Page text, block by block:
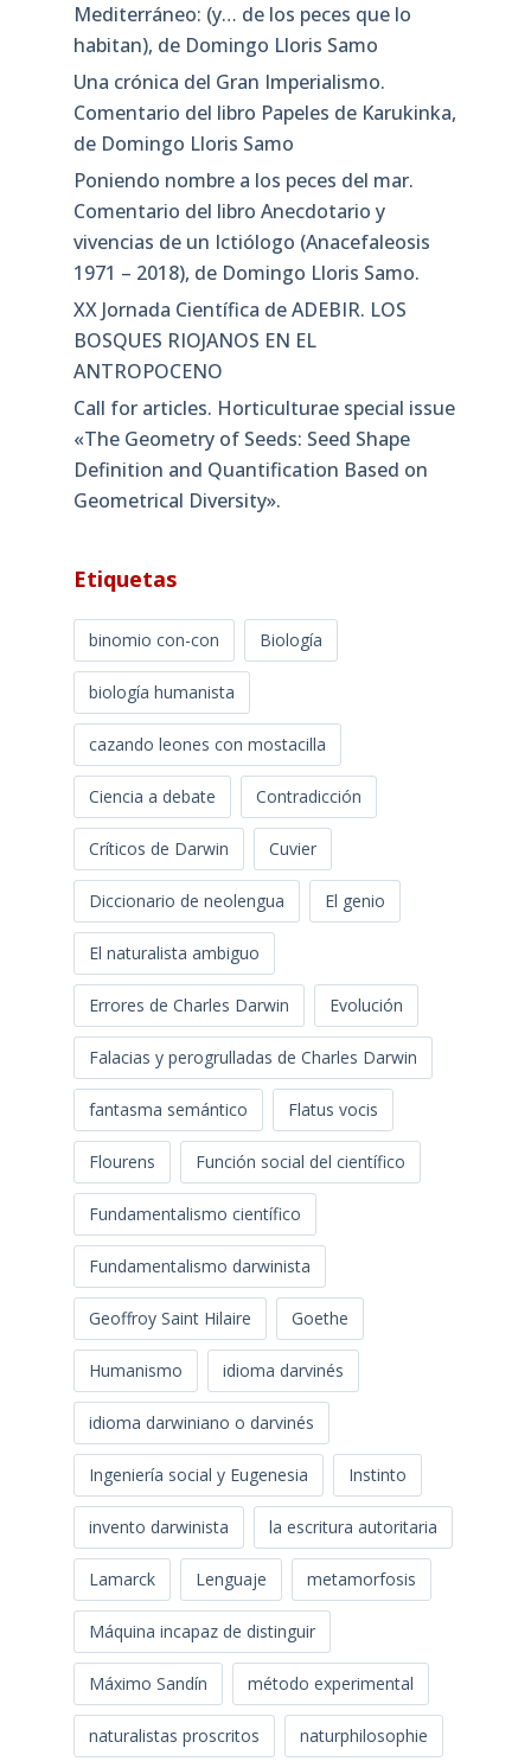
Mediterráneo: (y… de los peces que lo
habitan), de Domingo Lloris Samo
Una crónica del Gran Imperialismo.
Comentario del libro Papeles de Karukinka,
de Domingo Lloris Samo
Poniendo nombre a los peces del mar.
Comentario del libro Anecdotario y
vivencias de un Ictiólogo (Anacefaleosis
1971 – 2018), de Domingo Lloris Samo.
XX Jornada Científica de ADEBIR. LOS
BOSQUES RIOJANOS EN EL
ANTROPOCENO
Call for articles. Horticulturae special issue
«The Geometry of Seeds: Seed Shape
Definition and Quantification Based on
Geometrical Diversity»​.
Etiquetas
binomio con-con Biología
biología humanista
cazando leones con mostacilla
Ciencia a debate Contradicción
Críticos de Darwin Cuvier
Diccionario de neolengua El genio
El naturalista ambiguo
Errores de Charles Darwin Evolución
Falacias y perogrulladas de Charles Darwin
fantasma semántico Flatus vocis
Flourens Función social del científico
Fundamentalismo científico
Fundamentalismo darwinista
Geoffroy Saint Hilaire Goethe
Humanismo idioma darvinés
idioma darwiniano o darvinés
Ingeniería social y Eugenesia Instinto
invento darwinista la escritura autoritaria
Lamarck Lenguaje metamorfosis
Máquina incapaz de distinguir
Máximo Sandín método experimental
naturalistas proscritos naturphilosophie